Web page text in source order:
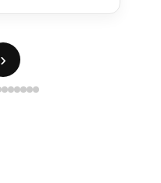
›